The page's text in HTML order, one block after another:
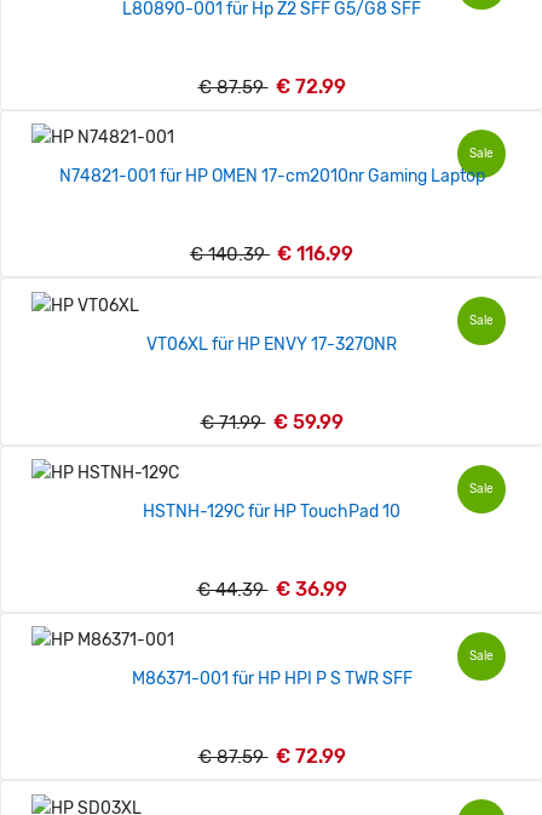
L80890-001 für Hp Z2 SFF G5/G8 SFF
€ 87.59 € 72.99
Sale
N74821-001 für HP OMEN 17-cm2010nr Gaming Laptop
€ 140.39 € 116.99
Sale
VT06XL für HP ENVY 17-327ONR
€ 71.99 € 59.99
Sale
HSTNH-129C für HP TouchPad 10
€ 44.39 € 36.99
Sale
M86371-001 für HP HPI P S TWR SFF
€ 87.59 € 72.99